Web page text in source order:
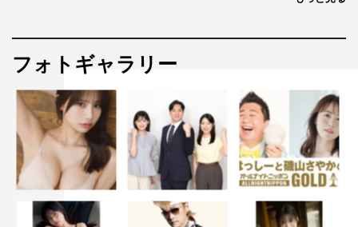
Amazon：
https://www.amazon.co.jp/dp/B07W8LH99Z/
セブンネット：https://7net.omni7.jp/detail/1214394132
楽天：https://books.rakuten.co.jp/rb/16033664/
HMVローソン：
https://www.hmv.co.jp/product/detail/10185628
フォトギャラリー